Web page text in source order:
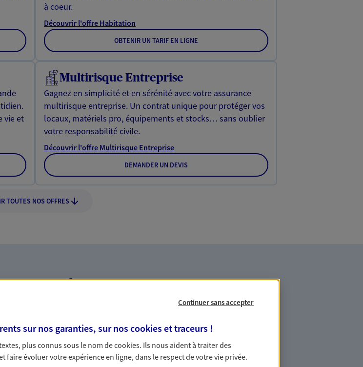
à coeur.
Découvrir l'offre Habitation
OBTENIR UN TARIF EN LIGNE
vie et
Multirisque Entreprise
Gagnez en simplicité et en sérénité avec votre assurance
multirisque entreprise. Un contrat unique pour protéger vos
locaux, matériels pro, équipements et stocks… sans oublier
votre responsabilité civile.
Découvrir l'offre Multirisque Entreprise
DEMANDER UN DEVIS
TOUTES NOS OFFRES
expertises
la
Accompagner les professionnels et les
entreprises
Continuer sans accepter
sur nos garanties, sur noscookies et traceurs !
plus connus sous le nom decookies. Ils nous aident à traiter des
évoluer votre expérience en ligne, dans le respect de votre vie privée.